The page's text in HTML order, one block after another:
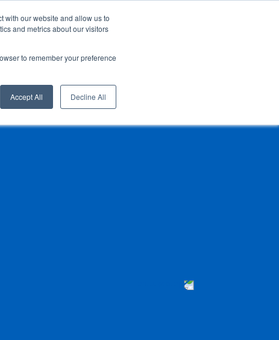
with our website and allow us to
and metrics about our visitors
to remember your preference
Accept All Decline All
Über uns